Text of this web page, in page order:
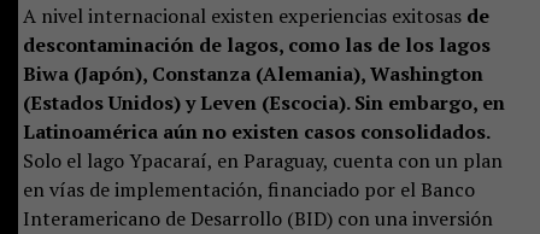
A nivel internacional existen experiencias exitosas de
descontaminación de lagos, como las de los lagos
Biwa (Japón), Constanza (Alemania), Washington
(Estados Unidos) y Leven (Escocia). Sin embargo, en
Latinoamérica aún no existen casos consolidados.
Solo el lago Ypacaraí, en Paraguay, cuenta con un plan
en vías de implementación, financiado por el Banco
Interamericano de Desarrollo (BID) con una inversión